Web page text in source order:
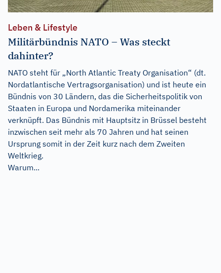
Leben & Lifestyle
Militärbündnis NATO – Was steckt
dahinter?
NATO steht für „North Atlantic Treaty Organisation“ (dt.
Nordatlantische Vertragsorganisation) und ist heute ein
Bündnis von 30 Ländern, das die Sicherheitspolitik von
Staaten in Europa und Nordamerika miteinander
verknüpft. Das Bündnis mit Hauptsitz in Brüssel besteht
inzwischen seit mehr als 70 Jahren und hat seinen
Ursprung somit in der Zeit kurz nach dem Zweiten
Weltkrieg.
Warum...